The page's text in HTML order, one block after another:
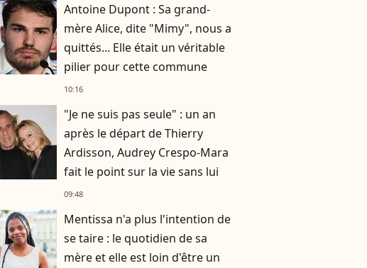
Antoine Dupont : Sa grand-
mère Alice, dite "Mimy", nous a
quittés... Elle était un véritable
pilier pour cette commune
10:16
"Je ne suis pas seule" : un an
après le départ de Thierry
Ardisson, Audrey Crespo-Mara
fait le point sur la vie sans lui
09:48
Mentissa n'a plus l'intention de
se taire : le quotidien de sa
mère et elle est loin d'être un